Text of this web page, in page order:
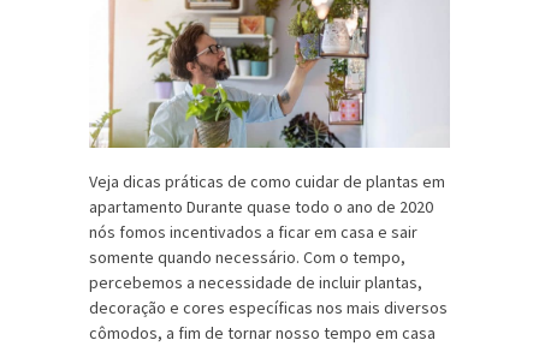
Veja dicas práticas de como cuidar de plantas em
apartamento Durante quase todo o ano de 2020
nós fomos incentivados a ficar em casa e sair
somente quando necessário. Com o tempo,
percebemos a necessidade de incluir plantas,
decoração e cores específicas nos mais diversos
cômodos, a fim de tornar nosso tempo em casa